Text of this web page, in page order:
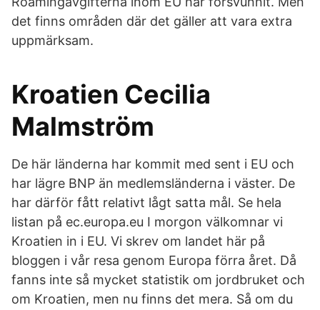
det finns områden där det gäller att vara extra
uppmärksam.
Kroatien Cecilia
Malmström
De här länderna har kommit med sent i EU och
har lägre BNP än medlemsländerna i väster. De
har därför fått relativt lågt satta mål. Se hela
listan på ec.europa.eu I morgon välkomnar vi
Kroatien in i EU. Vi skrev om landet här på
bloggen i vår resa genom Europa förra året. Då
fanns inte så mycket statistik om jordbruket och
om Kroatien, men nu finns det mera. Så om du